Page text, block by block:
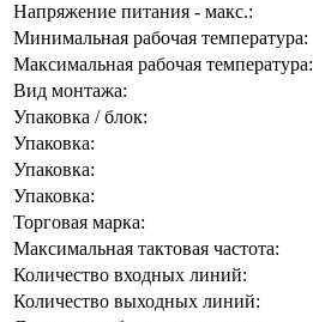
Напряжение питания - макс.:
Минимальная рабочая температура:
Максимальная рабочая температура:
Вид монтажа:
Упаковка / блок:
Упаковка:
Упаковка:
Упаковка:
Торговая марка:
Максимальная тактовая частота:
Количество входных линий:
Количество выходных линий: